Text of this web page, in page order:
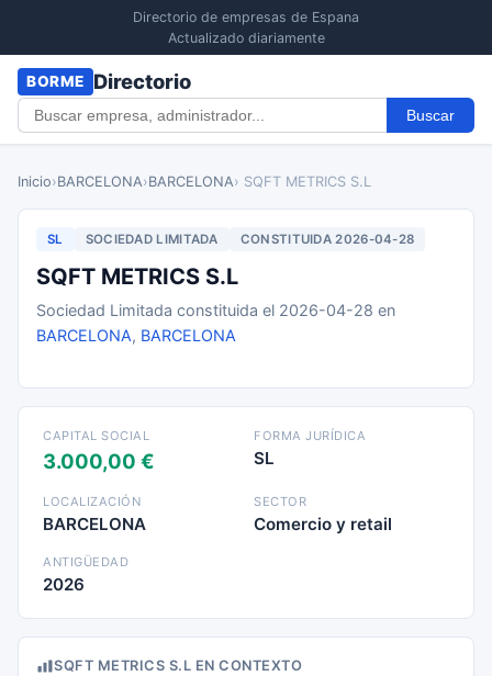
Directorio de empresas de Espana
Actualizado diariamente
BORME Directorio
Buscar
Inicio›BARCELONA›BARCELONA› SQFT METRICS S.L
SL SOCIEDAD LIMITADA CONSTITUIDA 2026-04-28
SQFT METRICS S.L
Sociedad Limitada constituida el 2026-04-28 en
BARCELONA, BARCELONA
CAPITAL SOCIAL
3.000,00 €
FORMA JURÍDICA
SL
LOCALIZACIÓN
BARCELONA
SECTOR
Comercio y retail
ANTIGÜEDAD
2026
SQFT METRICS S.L EN CONTEXTO